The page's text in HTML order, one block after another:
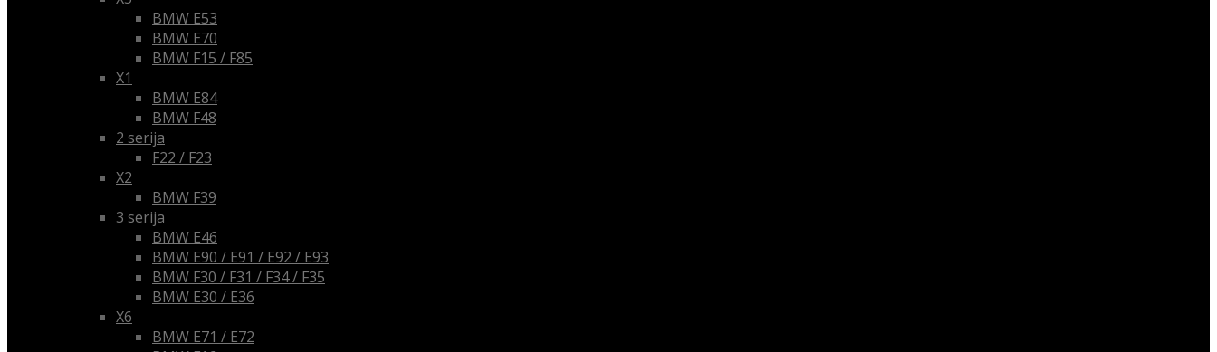
BMW E53
BMW E70
BMW F15 / F85
X1
BMW E84
BMW F48
2 serija
F22 / F23
X2
BMW F39
3 serija
BMW E46
BMW E90 / E91 / E92 / E93
BMW F30 / F31 / F34 / F35
BMW E30 / E36
X6
BMW E71 / E72